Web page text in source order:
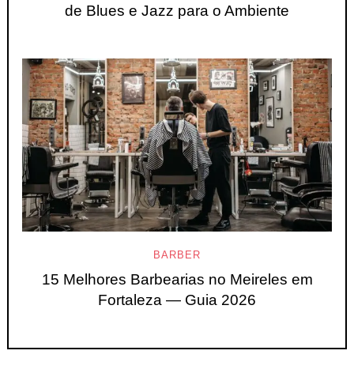
de Blues e Jazz para o Ambiente
BARBER
15 Melhores Barbearias no Meireles em
Fortaleza — Guia 2026